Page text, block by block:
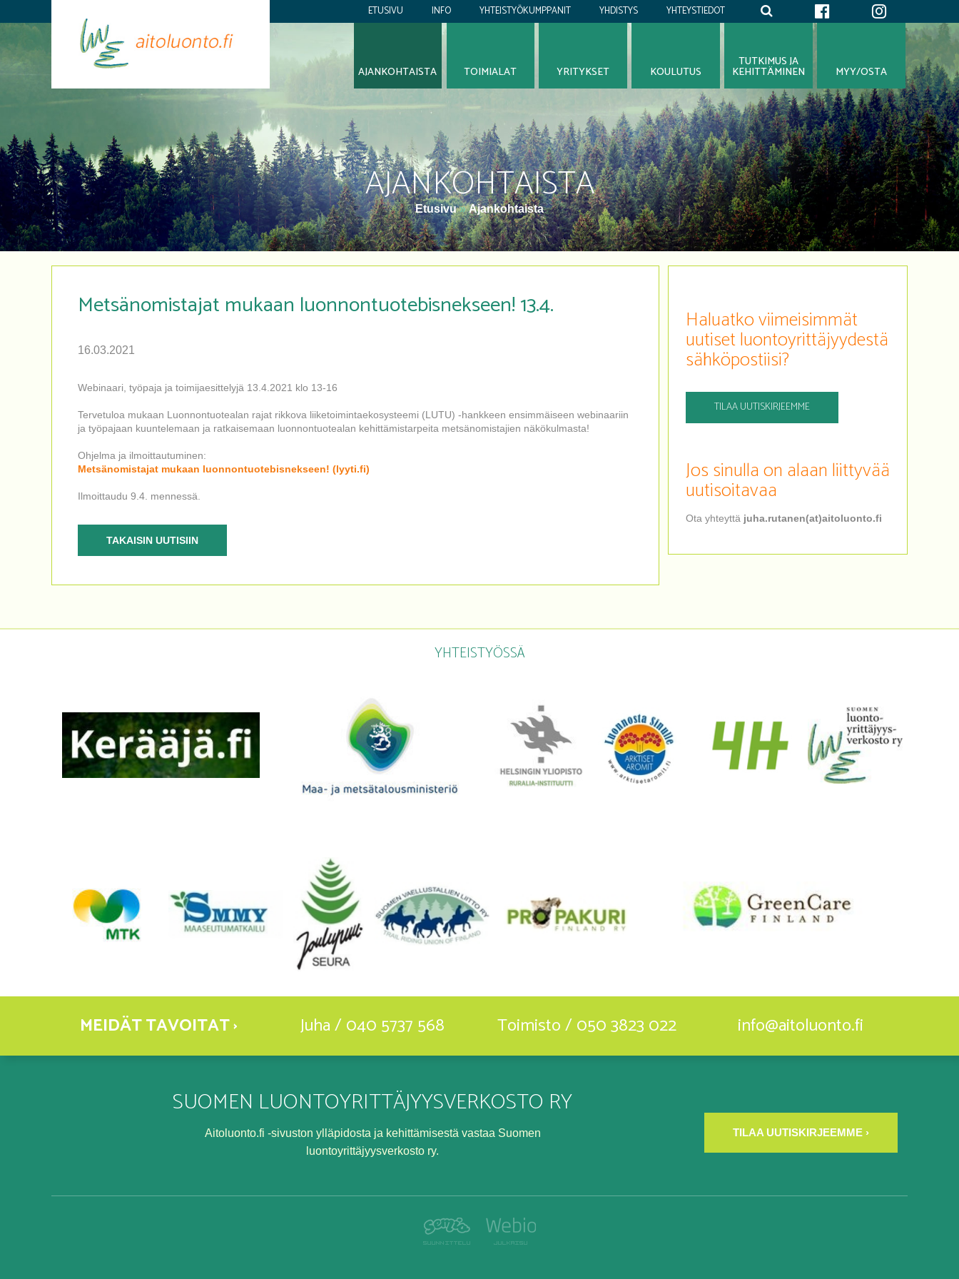
YHTEYSTIEDOT
YHDISTYS
YHTEISTYÖKUMPPANIT
INFO
ETUSIVU
AJANKOHTAISTA
Etusivu»Ajankohtaista
MYY/OSTA
TUTKIMUS JA
KEHITTÄMINEN
KOULUTUS
YRITYKSET
TOIMIALAT
AJANKOHTAISTA
Metsänomistajat mukaan luonnontuotebisnekseen! 13.4.
16.03.2021
Webinaari, työpaja ja toimijaesittelyjä 13.4.2021 klo 13-16
Tervetuloa mukaan Luonnontuotealan rajat rikkova liiketoimintaekosysteemi (LUTU) -hankkeen ensimmäiseen webinaariin
ja työpajaan kuuntelemaan ja ratkaisemaan luonnontuotealan kehittämistarpeita metsänomistajien näkökulmasta!
Ohjelma ja ilmoittautuminen:
Metsänomistajat mukaan luonnontuotebisnekseen! (lyyti.fi)
Ilmoittaudu 9.4. mennessä.
TAKAISIN UUTISIIN
Haluatko viimeisimmät
uutiset luontoyrittäjyydestä
sähköpostiisi?
TILAA UUTISKIRJEEMME
Jos sinulla on alaan liittyvää
uutisoitavaa
Ota yhteyttä juha.rutanen(at)aitoluonto.fi
YHTEISTYÖSSÄ
MEIDÄT TAVOITAT › Juha / 040 5737 568 Toimisto / 050 3823 022 info@aitoluonto.fi
SUOMEN LUONTOYRITTÄJYYSVERKOSTO RY
Aitoluonto.fi -sivuston ylläpidosta ja kehittämisestä vastaa Suomen
luontoyrittäjyysverkosto ry.
TILAA UUTISKIRJEEMME ›